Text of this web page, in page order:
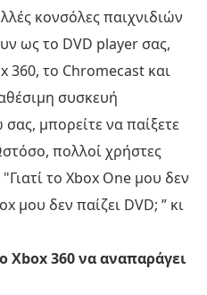
κονσόλες παιχνιδιών
ως το DVD player σας,
360, το Chromecast και
συσκευή
μπορείτε να παίξετε
πολλοί χρήστες
το Xbox One μου δεν
μου δεν παίζει DVD; ” κι
Xbox 360 να αναπαράγει